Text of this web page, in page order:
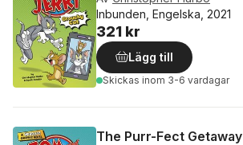
Inbunden, Engelska, 2021
321 kr
Lägg till
Skickas inom 3-6 vardagar
The Purr-Fect Getaway